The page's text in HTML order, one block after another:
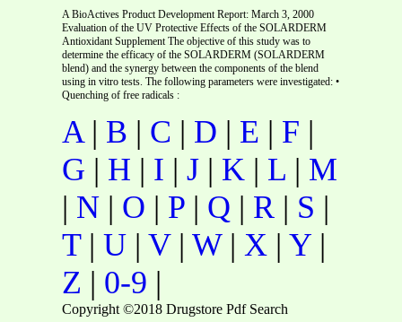
A BioActives Product Development Report: March 3, 2000
Evaluation of the UV Protective Effects of the SOLARDERM
Antioxidant Supplement The objective of this study was to
determine the efficacy of the SOLARDERM (SOLARDERM
blend) and the synergy between the components of the blend
using in vitro tests. The following parameters were investigated: •
Quenching of free radicals :
A| B | C | D | E | F |
G | H | I | J | K | L | M
| N | O | P | Q | R | S |
T| U | V| W| X | Y |
Z | 0-9 |
Copyright ©2018 Drugstore Pdf Search